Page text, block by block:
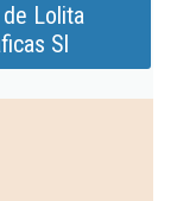
Lolita
Sl